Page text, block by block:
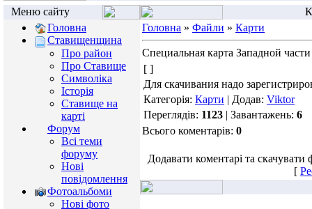
Меню сайту
Головна
Ставищенщина
Про район
Про Ставище
Символіка
Історія
Ставище на
карті
Форум
Всі теми
форуму
Нові
повідомлення
Фотоальбоми
Нові фото
Головна » Файли » Карти
Специальная карта Западной
[ ]
Для скачивания надо
Категорія: Карти | Додав: Viktor
Переглядів: 1123 | Завантажень: 6
Всього коментарів: 0
Додавати коментарі та
[